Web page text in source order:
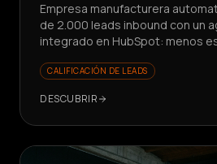
Empresa manufacturera
de 2.000 leads inbound con un
integrado en HubSpot: menos
CALIFICACIÓN DE LEADS
DESCUBRIR